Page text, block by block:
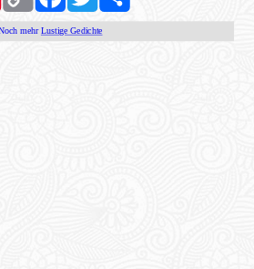
mehrLustige Gedichte